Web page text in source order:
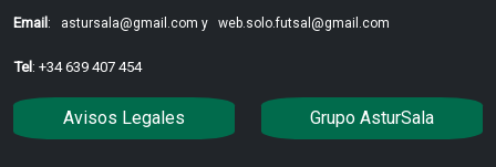
Email: astursala@gmail.com y web.solo.futsal@gmail.com
Tel: +34 639 407 454
Avisos Legales Grupo AsturSala